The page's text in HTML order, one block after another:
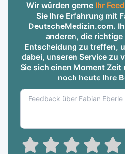
Wir würden gerne Ihr
Sie Ihre Erfahrung mit
DeutscheMedizin.com.
anderen, die
Entscheidung zu treffen,
dabei, unseren Service zu
Sie sich einen Moment Zeit
noch heute Ihre